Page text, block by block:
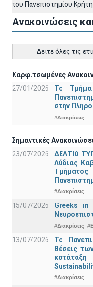
του Πανεπιστημίου
Ανακοινώσεις
Δείτε όλες τις
Καρφιτσωμένες
27/01/2026
Το Τμήμα
στην
#Διακρίσεις
Σημαντικές
23/07/2026
ΔΕΛΤΙΟ
Λύδιας
#Διακρίσεις
15/07/2026
Greeks
#Διακρίσεις
13/07/2026
Το
θέσεις
#Διακρίσεις